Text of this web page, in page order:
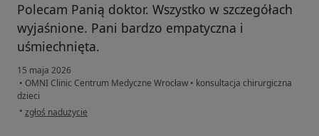
Polecam Panią doktor. Wszystko w szczegółach
wyjaśnione. Pani bardzo empatyczna i
uśmiechnięta.
15 maja 2026
• OMNI Clinic Centrum Medyczne Wrocław • konsultacja chirurgiczna
dzieci
• w opinii użytkownika Weronika
zgłoś nadużycie